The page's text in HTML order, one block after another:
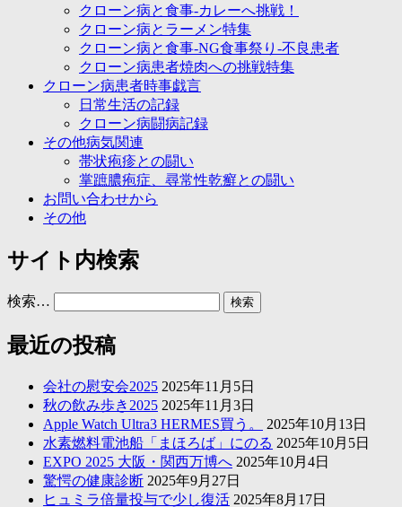
クローン病と食事-カレーへ挑戦！
クローン病とラーメン特集
クローン病と食事-NG食事祭り-不良患者
クローン病患者焼肉への挑戦特集
クローン病患者時事戯言
日常生活の記録
クローン病闘病記録
その他病気関連
帯状疱疹との闘い
掌蹠膿疱症、尋常性乾癬との闘い
お問い合わせから
その他
サイト内検索
検索…
最近の投稿
会社の慰安会2025 2025年11月5日
秋の飲み歩き2025 2025年11月3日
Apple Watch Ultra3 HERMES買う。
2025年10月13日
水素燃料電池船「まほろば」にのる 2025年10月5日
EXPO 2025 大阪・関西万博へ 2025年10月4日
驚愕の健康診断 2025年9月27日
ヒュミラ倍量投与で少し復活 2025年8月17日